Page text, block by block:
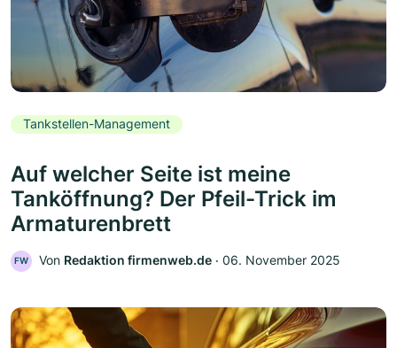
Tankstellen-Management
Auf welcher Seite ist meine
Tanköffnung? Der Pfeil-Trick im
Armaturenbrett
FW Von Redaktion firmenweb.de ‧ 06. November 2025